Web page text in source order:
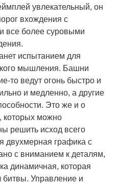
увлекательный, он
вхождения с
все более суровыми
испытанием для
мышления. Башни
то ведут огонь быстро и
и медленно, а другие
Это же и о
которых можно
решить исход всего
двухмерная графика с
с вниманием к деталям,
динамичная, которая
битвы. Управление и